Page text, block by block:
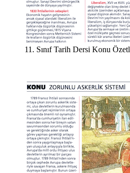
11. Sınıf Tarih Dersi Konu